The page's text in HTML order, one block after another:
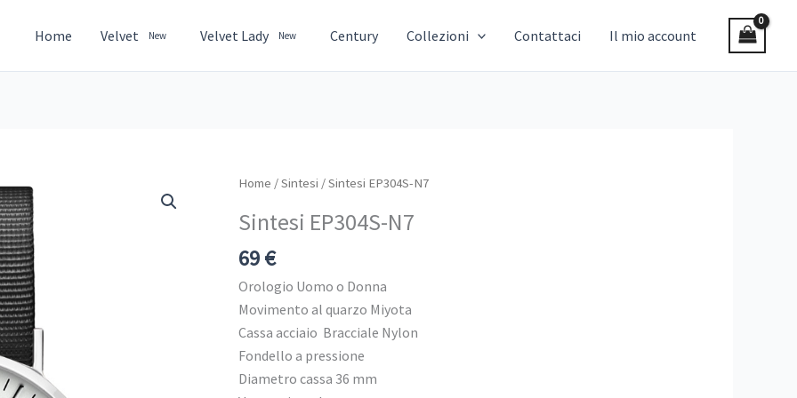
Home Velvet New Velvet Lady New Century Collezioni Contattaci Il mio account
Home /Sintesi / Sintesi EP304S-N7
Sintesi EP304S-N7
69€
Orologio Uomo o Donna
Movimento al quarzo Miyota
Cassa acciaio Bracciale Nylon
Fondello a pressione
Diametro cassa 36 mm
Sintesi
N7
quantità